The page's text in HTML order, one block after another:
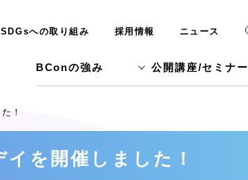
SDGsへの取り組み 採用情報 ニュース
BConの強み 公開講座/セミナー
！
を開催しました！